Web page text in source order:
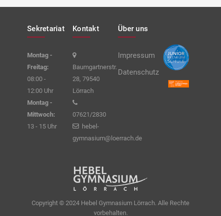
Sekretariat
Montag -
Freitag:
08:00 -
12:00 Uhr
Montag -
Mittwoch:
13 - 15 Uhr
Kontakt
Baumgartnerstr.
28, 79540
Lörrach
07621/2830
hebel-
gymnasium@loerrach.de
Über uns
Impressum
Datenschutz
Copyright © 2024 Hebel Gymnasium Lörrach. Alle Rechte
vorbehalten.